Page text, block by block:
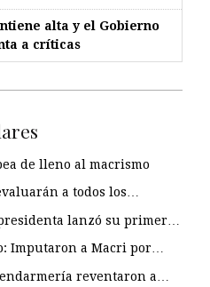
alta y el Gobierno
a críticas
de lleno al macrismo
a todos los…
lanzó su primer…
Imputaron a Macri por…
reventaron a…